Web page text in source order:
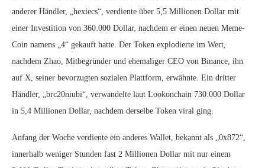
anderer Händler, „hexiecs“, verdiente über 5,5 Millionen Dollar mit
einer Investition von 360.000 Dollar, nachdem er einen neuen Meme-
Coin namens „4“ gekauft hatte. Der Token explodierte im Wert,
nachdem Zhao, Mitbegründer und ehemaliger CEO von Binance, ihn
auf X, seiner bevorzugten sozialen Plattform, erwähnte. Ein dritter
Händler, „brc20niubi“, verwandelte laut Lookonchain 730.000 Dollar
in 5,4 Millionen Dollar, nachdem derselbe Token viral ging.
Anfang der Woche verdiente ein anderes Wallet, bekannt als „0x872“,
innerhalb weniger Stunden fast 2 Millionen Dollar mit nur einem